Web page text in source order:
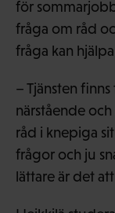
för
fråga om råd
fråga kan
– Tjänsten
närstående
råd i knepiga
frågor och ju
lättare är det